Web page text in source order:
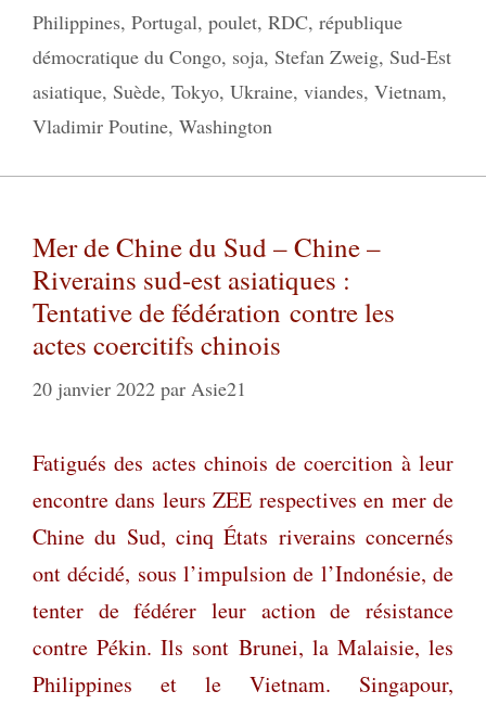
Philippines, Portugal, poulet, RDC, république
démocratique du Congo, soja, Stefan Zweig, Sud-Est
asiatique, Suède, Tokyo, Ukraine, viandes, Vietnam,
Vladimir Poutine, Washington
Mer de Chine du Sud – Chine –
Riverains sud-est asiatiques :
Tentative de fédération contre les
actes coercitifs chinois
20 janvier 2022 par Asie21
Fatigués des actes chinois de coercition à leur
encontre dans leurs ZEE respectives en mer de
Chine du Sud, cinq États riverains concernés
ont décidé, sous l’impulsion de l’Indonésie, de
tenter de fédérer leur action de résistance
contre Pékin. Ils sont Brunei, la Malaisie, les
Philippines et le Vietnam. Singapour,